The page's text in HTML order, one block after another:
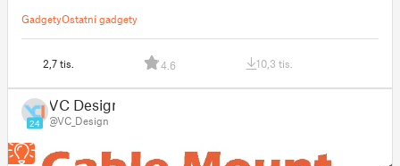
GadgetyOstatní gadgety
2,7 tis. 4.6 10,3 tis.
24
VC Design
@VC_Design